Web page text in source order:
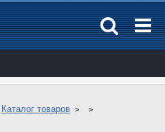
Каталог товаров